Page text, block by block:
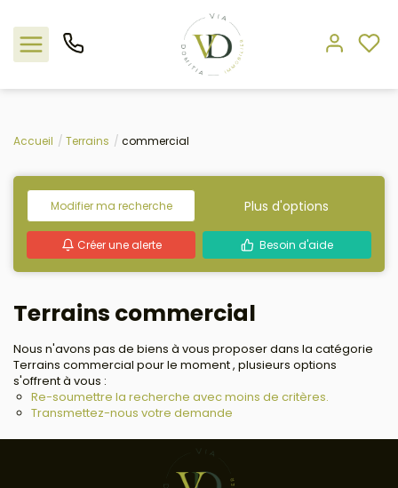
Nos offres
L'agence
Rejoindre le groupement
Estimation
Avis clients
Accueil Terrains commercial
Modifier ma recherche Plus d'options
Créer une alerte Besoin d'aide
Terrains commercial
Nous n'avons pas de biens à vous proposer dans la catégorie
Terrains commercial pour le moment , plusieurs options
s'offrent à vous :
Re-soumettre la recherche avec moins de critères.
Transmettez-nous votre demande